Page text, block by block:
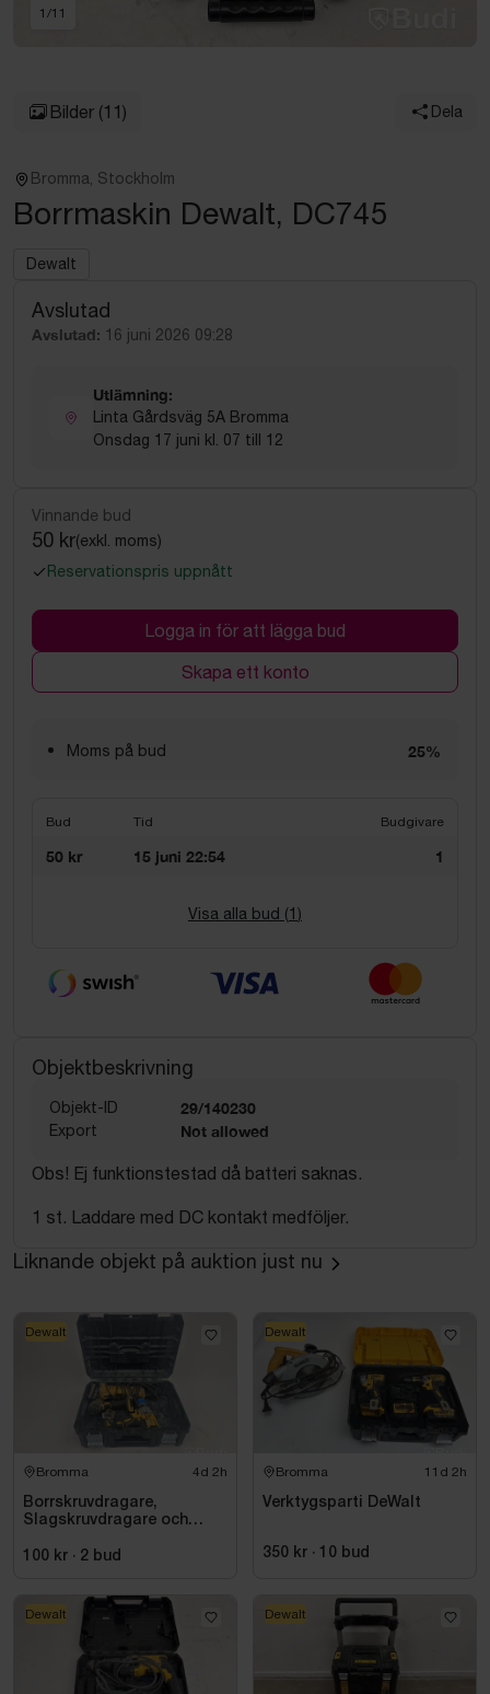
1 /11
Bilder (11) Dela
Bromma, Stockholm
Borrmaskin Dewalt, DC745
Dewalt
Avslutad
Avslutad: 16 juni 2026 09:28
Utlämning:
Linta Gårdsväg 5A Bromma
Onsdag 17 juni kl. 07 till 12
Vinnande bud
50 kr(exkl. moms)
Reservationspris uppnått
Logga in för att lägga bud
Skapa ett konto
Moms på bud 25%
Bud Tid Budgivare
50 kr 15 juni 22:54 1
Visa alla bud (1 )
Objektbeskrivning
Objekt-ID 29/140230
Export Not allowed
Obs! Ej funktionstestad då batteri saknas.
1 st. Laddare med DC kontakt medföljer.
Liknande objekt på auktion just nu
Bromma 4d 2h
Borrskruvdragare,
Slagskruvdragare och
100 kr · 2 bud
Dewalt
Bromma 11d 2h
Verktygsparti DeWalt
350 kr · 10 bud
Dewalt
Dewalt Dewalt